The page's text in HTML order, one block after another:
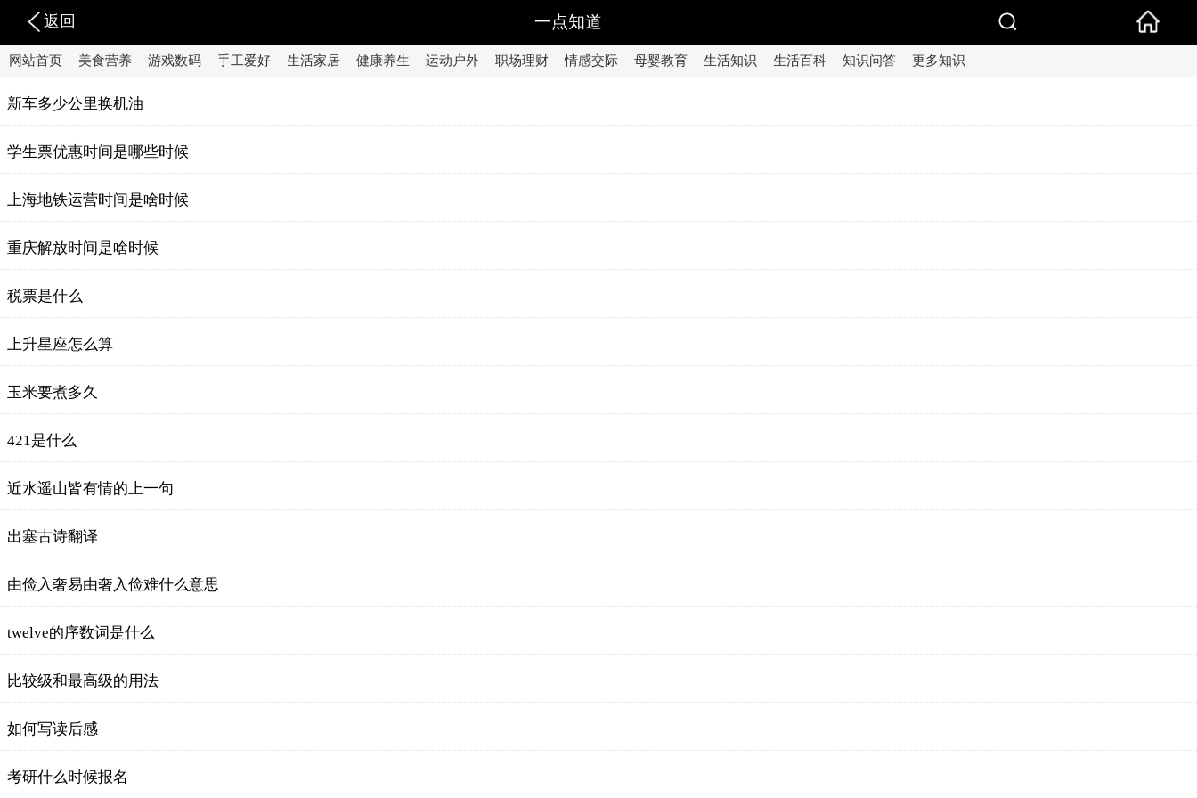
返回 一点知道
网站首页 美食营养 游戏数码 手工爱好 生活家居 健康养生 运动户外 职场理财 情感交际 母婴教育 生活知识 生活百科 知识问答 更多知识
新车多少公里换机油
学生票优惠时间是哪些时候
上海地铁运营时间是啥时候
重庆解放时间是啥时候
税票是什么
上升星座怎么算
玉米要煮多久
421是什么
近水遥山皆有情的上一句
出塞古诗翻译
由俭入奢易由奢入俭难什么意思
twelve的序数词是什么
比较级和最高级的用法
如何写读后感
考研什么时候报名